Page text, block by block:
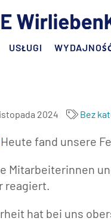
USŁUGI
2024 Bez
Heute fand unsere
Mitarbeiterinnen
reagiert.
hat bei uns